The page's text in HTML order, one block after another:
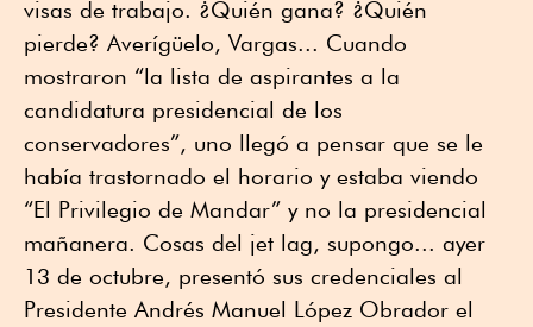
visas de trabajo. ¿Quién gana? ¿Quién
pierde? Averígüelo, Vargas... Cuando
mostraron “la lista de aspirantes a la
candidatura presidencial de los
conservadores”, uno llegó a pensar que se le
había trastornado el horario y estaba viendo
“El Privilegio de Mandar” y no la presidencial
mañanera. Cosas del jet lag, supongo... ayer
13 de octubre, presentó sus credenciales al
Presidente Andrés Manuel López Obrador el